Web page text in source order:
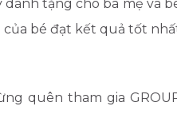
tặng cho ba mẹ và
của bé đạt kết quả tốt
quên tham gia